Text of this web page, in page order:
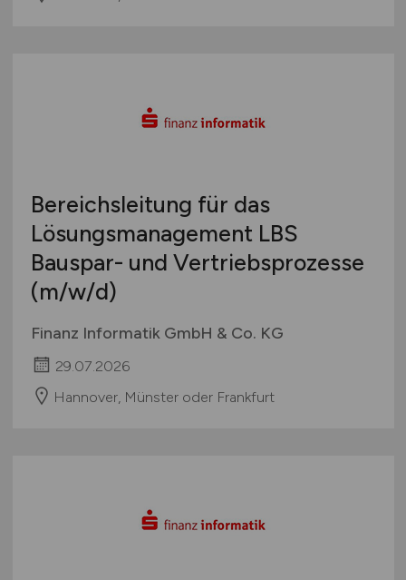
Bereichsleitung für das
Lösungsmanagement LBS
Bauspar- und Vertriebsprozesse
(m/w/d)
Finanz Informatik GmbH & Co. KG
29.07.2026
Hannover, Münster oder Frankfurt